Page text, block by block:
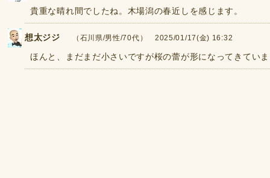
貴重な晴れ間でしたね。木場潟の春近しを感じます。
想太ジジ （石川県/男性/70代） 2025/01/17(金) 16:32
ほんと、まだまだ小さいですが桜の蕾が形になってきてい